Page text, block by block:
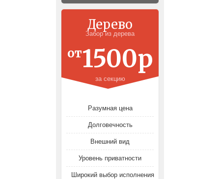
Дерево
Забор из дерева
от1500р
за секцию
Разумная цена
Долговечность
Внешний вид
Уровень приватности
Широкий выбор исполнения